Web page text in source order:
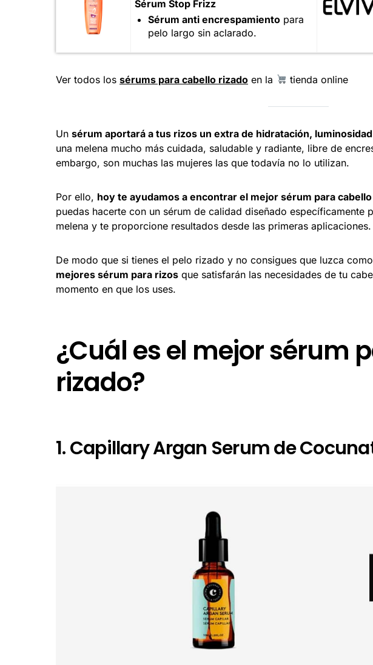
Sérum Stop Frizz
Sérum anti encrespamiento para
pelo largo sin aclarado.
Ver todos los sérums para cabello rizado en la tienda online
Un sérum aportará a tus rizos un extra de hidratación,
una melena mucho más cuidada, saludable y radiante, libre de
embargo, son muchas las mujeres las que todavía no lo utilizan.
Por ello, hoy te ayudamos a encontrar el mejor sérum para
puedas hacerte con un sérum de calidad diseñado específicamente
melena y te proporcione resultados desde las primeras aplicaciones.
De modo que si tienes el pelo rizado y no consigues que luzca
mejores sérum para rizos que satisfarán las necesidades de tu
momento en que los uses.
¿Cuál es el mejor sérum
rizado?
1. Capillary Argan Serum de